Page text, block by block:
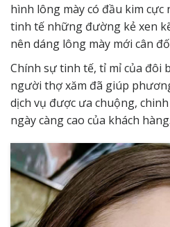
hình lông mày có đầu kim cực
tinh tế những đường kẻ xen
nên dáng lông mày mới cân
Chính sự tinh tế, tỉ mỉ của đôi
người thợ xăm đã giúp
dịch vụ được ưa chuộng,
ngày càng cao của khách hàng.